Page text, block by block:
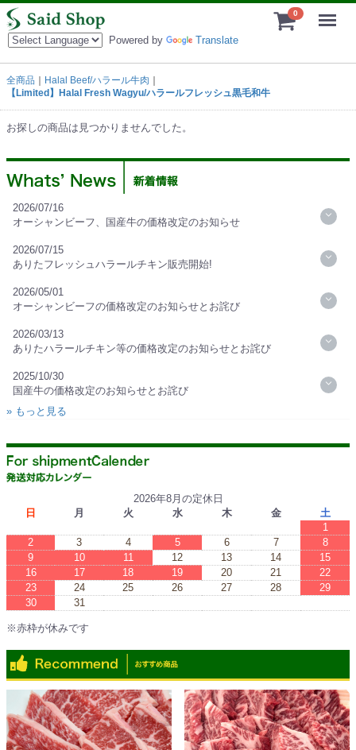
Powered by Translate
0
全商品
Halal Beef/ハラール牛肉
【Limited】Halal Fresh Wagyu/ハラールフレッシュ黒毛和牛
お探しの商品は見つかりませんでした。
2026/07/16
オーシャンビーフ、国産牛の価格改定のお知らせ
2026/07/15
ありたフレッシュハラールチキン販売開始!
2026/05/01
オーシャンビーフの価格改定のお知らせとお詫び
2026/03/13
ありたハラールチキン等の価格改定のお知らせとお詫び
2025/10/30
国産牛の価格改定のお知らせとお詫び
» もっと見る
2026年8月の定休日
日
月 火 水 木 金
土
1
2
3 4 5 6 7
8
9
10 11 12 13 14
15
16
17 18 19 20 21
22
23
24 25 26 27 28
29
30
31
※赤枠が休みです